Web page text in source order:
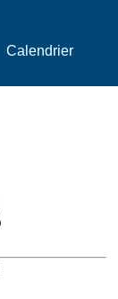
Calendrier